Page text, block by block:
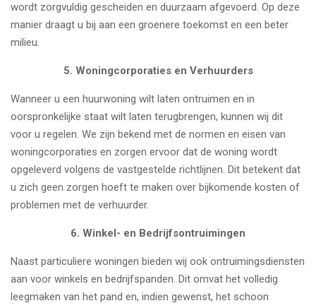
wordt zorgvuldig gescheiden en duurzaam afgevoerd. Op deze
manier draagt u bij aan een groenere toekomst en een beter
milieu.
5. Woningcorporaties en Verhuurders
Wanneer u een huurwoning wilt laten ontruimen en in
oorspronkelijke staat wilt laten terugbrengen, kunnen wij dit
voor u regelen. We zijn bekend met de normen en eisen van
woningcorporaties en zorgen ervoor dat de woning wordt
opgeleverd volgens de vastgestelde richtlijnen. Dit betekent dat
u zich geen zorgen hoeft te maken over bijkomende kosten of
problemen met de verhuurder.
6. Winkel- en Bedrijfsontruimingen
Naast particuliere woningen bieden wij ook ontruimingsdiensten
aan voor winkels en bedrijfspanden. Dit omvat het volledig
leegmaken van het pand en, indien gewenst, het schoon